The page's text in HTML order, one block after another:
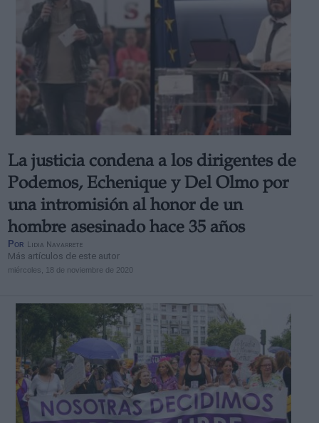
La justicia condena a los dirigentes de
Podemos, Echenique y Del Olmo por
una intromisión al honor de un
hombre asesinado hace 35 años
Por Lidia Navarrete
Más artículos de este autor
miércoles, 18 de noviembre de 2020